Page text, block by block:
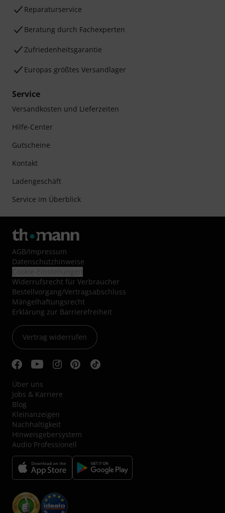
Reparaturservice
Beratung durch Fachexperten
Zufriedenheitsgarantie
Europas größtes Versandlager
Service
Versandkosten und Lieferzeiten
Hilfe-Center
Gutscheine
Kontakt
Ladengeschäft
Service im Überblick
AGB/Impressum
Datenschutzhinweise
Widerrufsrecht für Verbraucher
Bestellvorgang/Vertragsabschluss
Mängelhaftungsrecht
Erklärung zur Barrierefreiheit
Vertrag widerrufen
Über uns
Jobs & Karriere
Blog
Kleinanzeigen
Nachhaltigkeit
Hinweisgebersystem
Audio Professionell